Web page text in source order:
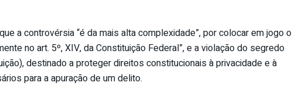
a controvérsia “é da mais alta complexidade”, por colocar em jogo o
no art. 5º, XIV, da Constituição Federal”, e a violação do segredo
destinado a proteger direitos constitucionais à privacidade e à
para a apuração de um delito.